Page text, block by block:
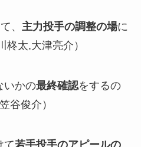
、 主力投手の調整の場に
太,大津亮介）
いかの最終確認をするの
谷俊介）
て若手投手のアピールの